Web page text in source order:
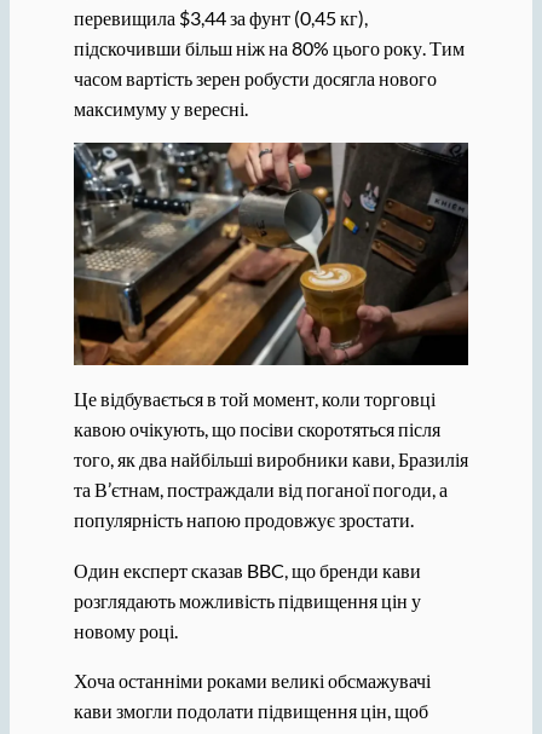
перевищила $3,44 за фунт (0,45 кг),
підскочивши більш ніж на 80% цього року. Тим
часом вартість зерен робусти досягла нового
максимуму у вересні.
Це відбувається в той момент, коли торговці
кавою очікують, що посіви скоротяться після
того, як два найбільші виробники кави, Бразилія
та В’єтнам, постраждали від поганої погоди, а
популярність напою продовжує зростати.
Один експерт сказав BBC, що бренди кави
розглядають можливість підвищення цін у
новому році.
Хоча останніми роками великі обсмажувачі
кави змогли подолати підвищення цін, щоб